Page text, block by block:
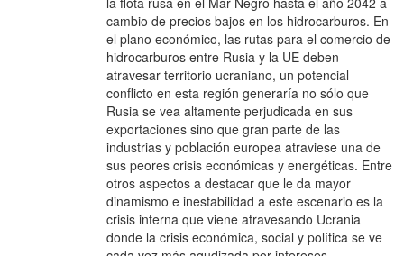
cambio de precios bajos en los hidrocarburos. En
el plano económico, las rutas para el comercio de
hidrocarburos entre Rusia y la UE deben
atravesar territorio ucraniano, un potencial
conflicto en esta región generaría no sólo que
Rusia se vea altamente perjudicada en sus
exportaciones sino que gran parte de las
industrias y población europea atraviese una de
sus peores crisis económicas y energéticas. Entre
otros aspectos a destacar que le da mayor
dinamismo e inestabilidad a este escenario es la
crisis interna que viene atravesando Ucrania
donde la crisis económica, social y política se ve